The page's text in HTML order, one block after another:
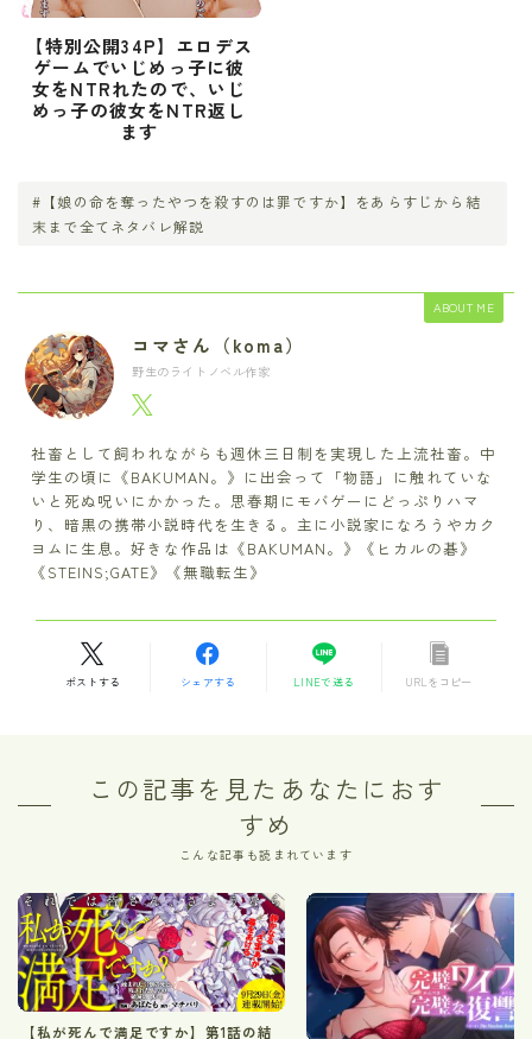
【特別公開34P】エロデス
ゲームでいじめっ子に彼
女をNTRれたので、いじ
めっ子の彼女をNTR返し
ます
#【娘の命を奪ったやつを殺すのは罪ですか】をあらすじから結
末まで全てネタバレ解説
ABOUT ME
コマさん（koma）
野生のライトノベル作家
社畜として飼われながらも週休三日制を実現した上流社畜。中
学生の頃に《BAKUMAN。》に出会って「物語」に触れていな
いと死ぬ呪いにかかった。思春期にモバゲーにどっぷりハマ
り、暗黒の携帯小説時代を生きる。主に小説家になろうやカク
ヨムに生息。好きな作品は《BAKUMAN。》《ヒカルの碁》
《STEINS;GATE》《無職転生》
ポストする シェアする LINEで送る URLをコピー
この記事を見たあなたにおす
すめ
こんな記事も読まれています
【私が死んで満足ですか】第1話の結